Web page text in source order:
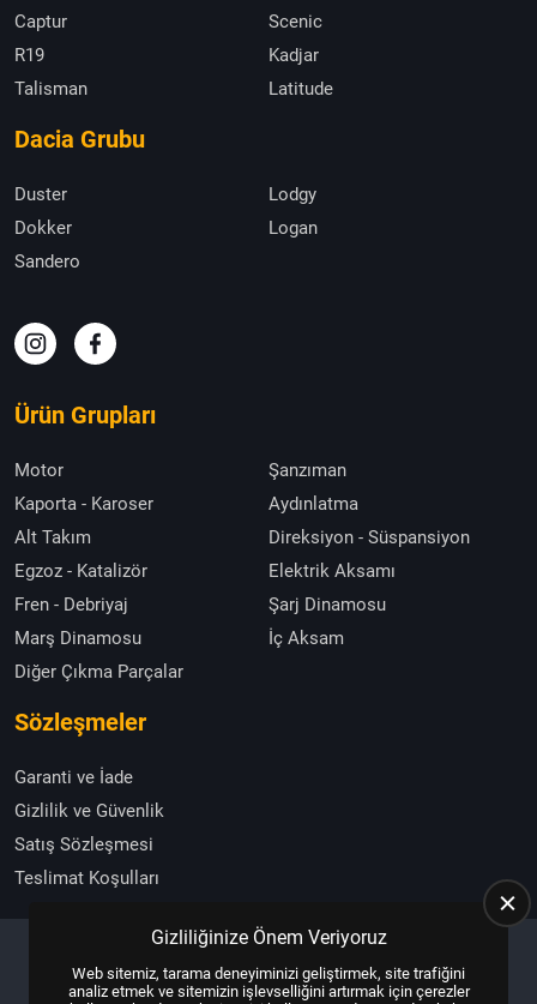
Captur
Scenic
R19
Kadjar
Talisman
Latitude
Dacia Grubu
Duster
Lodgy
Dokker
Logan
Sandero
Ürün Grupları
Motor
Şanzıman
Kaporta - Karoser
Aydınlatma
Alt Takım
Direksiyon - Süspansiyon
Egzoz - Katalizör
Elektrik Aksamı
Fren - Debriyaj
Şarj Dinamosu
Marş Dinamosu
İç Aksam
Diğer Çıkma Parçalar
Sözleşmeler
Garanti ve İade
Gizlilik ve Güvenlik
Satış Sözleşmesi
Teslimat Koşulları
Copyright © 2025, All Right ReservedUS YAZILIM
Gizliliğinize Önem Veriyoruz
Web sitemiz, tarama deneyiminizi geliştirmek, site trafiğini
analiz etmek ve sitemizin işlevselliğini artırmak için çerezler